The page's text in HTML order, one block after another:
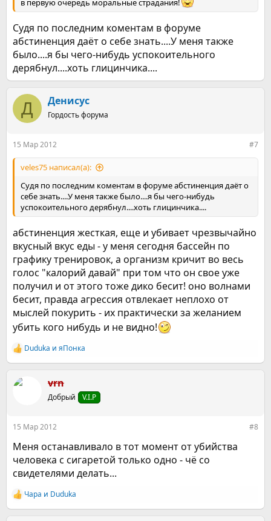
в первую очередь моральные страдания!
Судя по последним коментам в форуме
абстиненция даёт о себе знать....У меня также
было....я бы чего-нибудь успокоительного
дерябнул....хоть глицинчика....
Д Денисус
Гордость форума
15 Мар 2012 #7
veles75 написал(а):
Судя по последним коментам в форуме абстиненция даёт о
себе знать....У меня также было....я бы чего-нибудь
успокоительного дерябнул....хоть глицинчика....
абстиненция жесткая, еще и убивает чрезвычайно
вкусный вкус еды - у меня сегодня бассейн по
графику тренировок, а организм кричит во весь
голос "калорий давай" при том что он свое уже
получил и от этого тоже дико бесит! оно волнами
бесит, правда агрессия отвлекает неплохо от
мыслей покурить - их практически за желанием
убить кого нибудь и не видно!
Р
е
к
Duduka и яПонка
vrn
Добрый V.I.P
15 Мар 2012 #8
Меня останавливало в тот момент от убийства
человека с сигаретой только одно - чё со
свидетелями делать...
Р
е
Чара и Duduka